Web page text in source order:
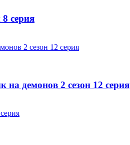
серия
демонов 2 сезон 12 серия